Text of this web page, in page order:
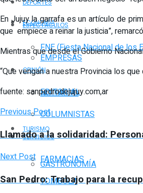
DEPORTES
ESPECTÁCULOS
FNE (Fiesta Nacional de los
OPINIÓN
EDITORIAL
COLUMNISTAS
SERVICIOS
FARMACIAS
TOMBOLA
ECONOMÍA
EMPRESAS
NOTIAGRO
TURISMO
GASTRONOMÍA
En Jujuy la garrafa es un artículo de
que empiece a reinar la justicia”,
Mientras que desde el Gobierno
“Que vengan a nuestra Provincia los
fuente: sanpedrodejujuy.com,ar
Previous Post
Llamado a la solidaridad:
Next Post
San Pedro: Trabajo para la